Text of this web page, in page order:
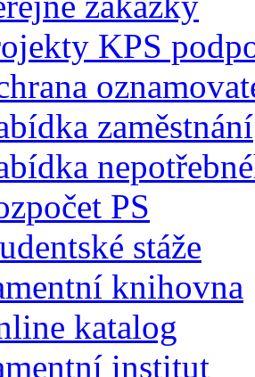
KPS
zaměstnání
PS
stáže
knihovna
katalog
institut